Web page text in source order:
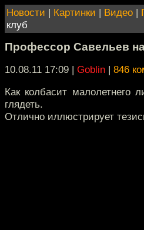
Новости | Картинки | Видео |
клуб
Профессор Савельев
10.08.11 17:09 | Goblin | 846
Как колбасит малолетнего
глядеть.
Отлично иллюстрирует